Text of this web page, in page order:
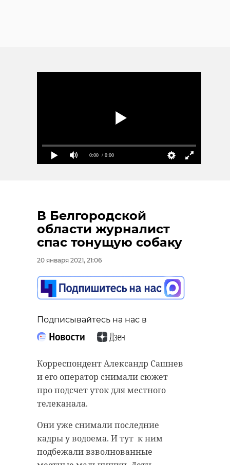
0:00 / 0:00
В Белгородской
области журналист
спас тонущую собаку
20 января 2021, 21:06
Подписывайтесь на нас в
Корреспондент Александр Сашнев
и его оператор снимали сюжет
про подсчет уток для местного
телеканала.
Они уже снимали последние
кадры у водоема. И тут к ним
подбежали взволнованные